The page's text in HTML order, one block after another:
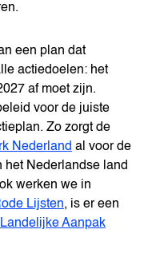
een plan dat
actiedoelen: het
af moet zijn.
voor de juiste
Zo zorgt de
Nederland al voor de
het Nederlandse land
werken we in
Lijsten, is er een
Landelijke Aanpak